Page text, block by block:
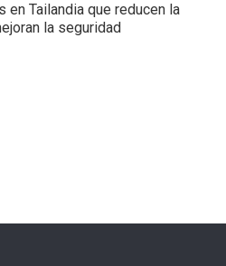
en Tailandia que reducen la
la seguridad